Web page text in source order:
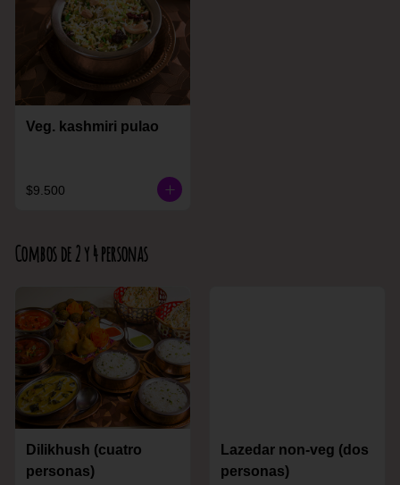
Veg. kashmiri pulao
$9.500
Combos de 2 y 4 personas
Dilikhush (cuatro
personas)
Lazedar non-veg (dos
personas)